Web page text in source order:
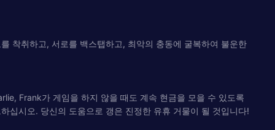
착취하고, 서로를 백스탭하고, 최악의 충동에 굴복하여 불운한
Frank가 게임을 하지 않을 때도 계속 현금을 모을 수 있도록
십시오. 당신의 도움으로 갱은 진정한 유휴 거물이 될 것입니다!